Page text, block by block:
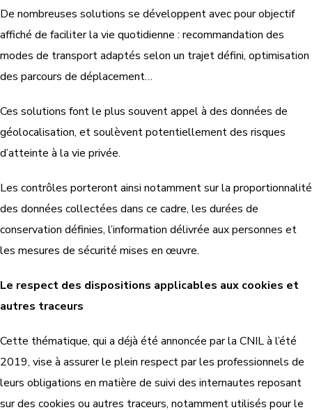
De nombreuses solutions se développent avec pour objectif
affiché de faciliter la vie quotidienne : recommandation des
modes de transport adaptés selon un trajet défini, optimisation
des parcours de déplacement…
Ces solutions font le plus souvent appel à des données de
géolocalisation, et soulèvent potentiellement des risques
d’atteinte à la vie privée.
Les contrôles porteront ainsi notamment sur la proportionnalité
des données collectées dans ce cadre, les durées de
conservation définies, l’information délivrée aux personnes et
les mesures de sécurité mises en œuvre.
Le respect des dispositions applicables aux cookies et
autres traceurs
Cette thématique, qui a déjà été annoncée par la CNIL à l’été
2019, vise à assurer le plein respect par les professionnels de
leurs obligations en matière de suivi des internautes reposant
sur des cookies ou autres traceurs, notamment utilisés pour le